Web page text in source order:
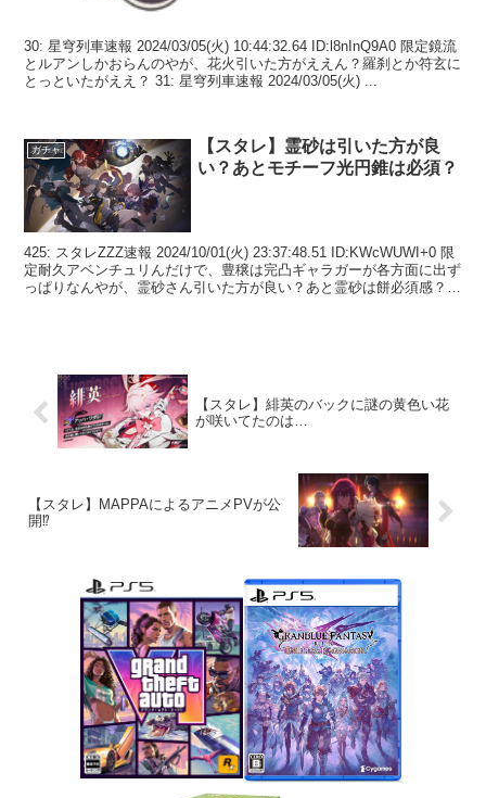
30: 星穹列車速報 2024/03/05(火) 10:44:32.64 ID:l8nInQ9A0 限定鏡流
とルアンしかおらんのやが、花火引いた方がええん？羅刹とか符玄に
とっといたがええ？ 31: 星穹列車速報 2024/03/05(火) ...
ガチャ
【スタレ】霊砂は引いた方が良
い？あとモチーフ光円錐は必須？
425: スタレZZZ速報 2024/10/01(火) 23:37:48.51 ID:KWcWUWI+0 限
定耐久アベンチュリんだけで、豊穣は完凸ギャラガーが各方面に出ず
っぱりなんやが、霊砂さん引いた方が良い？あと霊砂は餅必須感？
【スタレ】緋英のバックに謎の黄色い花
が咲いてたのは…
【スタレ】MAPPAによるアニメPVが公
開⁉